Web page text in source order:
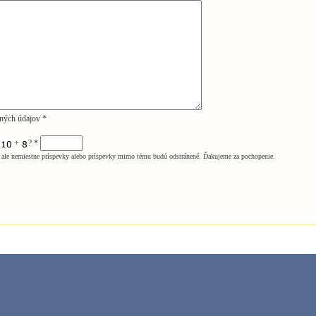
údajov *
+ ? *
nemiestne príspevky alebo príspevky mimo tému budú odstránené. Ďakujeme za pochopenie.